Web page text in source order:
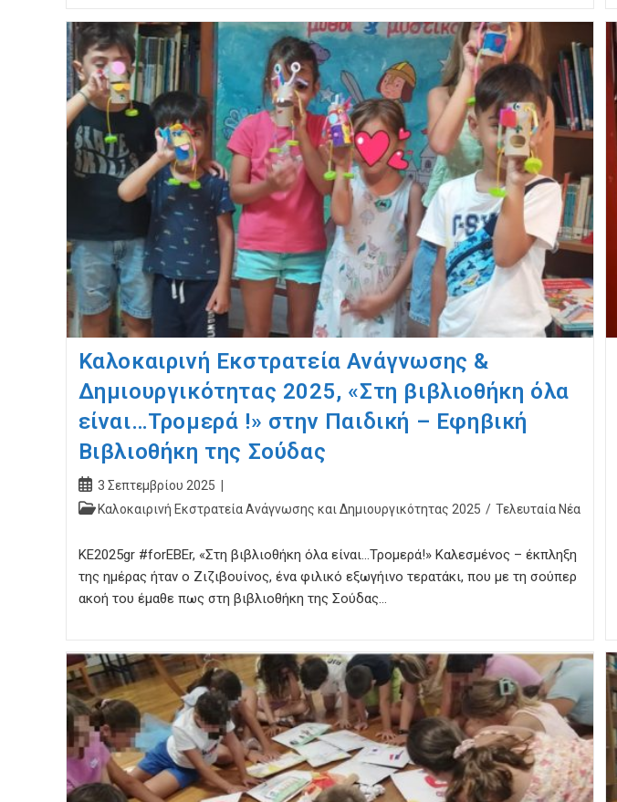
Καλοκαιρινή Εκστρατεία Ανάγνωσης &
Δημιουργικότητας 2025, «Στη βιβλιοθήκη όλα
είναι…Τρομερά !» στην Παιδική – Εφηβική
Βιβλιοθήκη της Σούδας
Post
published:
3 Σεπτεμβρίου 2025
PostΚαλοκαιρινή Εκστρατεία Ανάγνωσης και Δημιουργικότητας 2025 / Τελευταία Νέα
ΚΕ2025gr #forEBEr, «Στη βιβλιοθήκη όλα είναι…Τρομερά!» Καλεσμένος – έκπληξη
της ημέρας ήταν ο Ζιζιβουίνος, ένα φιλικό εξωγήινο τερατάκι, που με τη σούπερ
ακοή του έμαθε πως στη βιβλιοθήκη της Σούδας…